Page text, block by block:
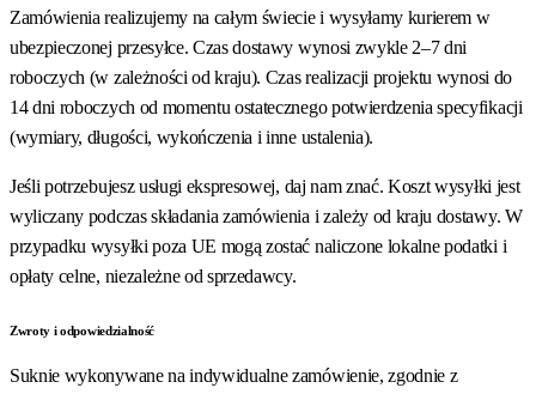
Zamówienia realizujemy na całym świecie i wysyłamy kurierem w
ubezpieczonej przesyłce. Czas dostawy wynosi zwykle 2–7 dni
roboczych (w zależności od kraju). Czas realizacji projektu wynosi do
14 dni roboczych od momentu ostatecznego potwierdzenia specyfikacji
(wymiary, długości, wykończenia i inne ustalenia).
Jeśli potrzebujesz usługi ekspresowej, daj nam znać. Koszt wysyłki jest
wyliczany podczas składania zamówienia i zależy od kraju dostawy. W
przypadku wysyłki poza UE mogą zostać naliczone lokalne podatki i
opłaty celne, niezależne od sprzedawcy.
Zwroty i odpowiedzialność
Suknie wykonywane na indywidualne zamówienie, zgodnie z